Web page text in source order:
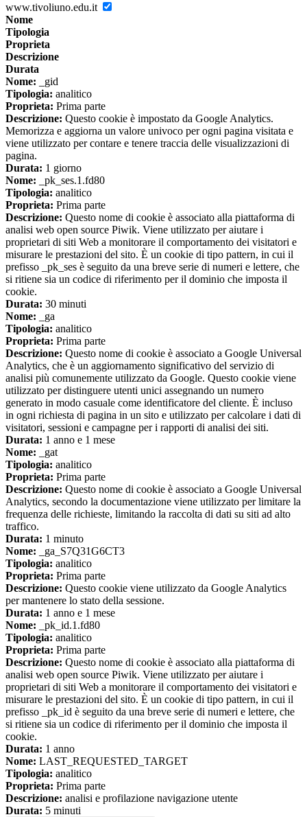
www.tivoliuno.edu.it
Nome
Tipologia
Proprieta
Descrizione
Durata
Nome: _gid
Tipologia: analitico
Proprieta: Prima parte
Descrizione: Questo cookie è impostato da Google Analytics.
Memorizza e aggiorna un valore univoco per ogni pagina visitata e
viene utilizzato per contare e tenere traccia delle visualizzazioni di
pagina.
Durata: 1 giorno
Nome: _pk_ses.1.fd80
Tipologia: analitico
Proprieta: Prima parte
Descrizione: Questo nome di cookie è associato alla piattaforma di
analisi web open source Piwik. Viene utilizzato per aiutare i
proprietari di siti Web a monitorare il comportamento dei visitatori e
misurare le prestazioni del sito. È un cookie di tipo pattern, in cui il
prefisso _pk_ses è seguito da una breve serie di numeri e lettere, che
si ritiene sia un codice di riferimento per il dominio che imposta il
cookie.
Durata: 30 minuti
Nome: _ga
Tipologia: analitico
Proprieta: Prima parte
Descrizione: Questo nome di cookie è associato a Google Universal
Analytics, che è un aggiornamento significativo del servizio di
analisi più comunemente utilizzato da Google. Questo cookie viene
utilizzato per distinguere utenti unici assegnando un numero
generato in modo casuale come identificatore del cliente. È incluso
in ogni richiesta di pagina in un sito e utilizzato per calcolare i dati di
visitatori, sessioni e campagne per i rapporti di analisi dei siti.
Durata: 1 anno e 1 mese
Nome: _gat
Tipologia: analitico
Proprieta: Prima parte
Descrizione: Questo nome di cookie è associato a Google Universal
Analytics, secondo la documentazione viene utilizzato per limitare la
frequenza delle richieste, limitando la raccolta di dati su siti ad alto
traffico.
Durata: 1 minuto
Nome: _ga_S7Q31G6CT3
Tipologia: analitico
Proprieta: Prima parte
Descrizione: Questo cookie viene utilizzato da Google Analytics
per mantenere lo stato della sessione.
Durata: 1 anno e 1 mese
Nome: _pk_id.1.fd80
Tipologia: analitico
Proprieta: Prima parte
Descrizione: Questo nome di cookie è associato alla piattaforma di
analisi web open source Piwik. Viene utilizzato per aiutare i
proprietari di siti Web a monitorare il comportamento dei visitatori e
misurare le prestazioni del sito. È un cookie di tipo pattern, in cui il
prefisso _pk_id è seguito da una breve serie di numeri e lettere, che
si ritiene sia un codice di riferimento per il dominio che imposta il
cookie.
Durata: 1 anno
Nome: LAST_REQUESTED_TARGET
Tipologia: analitico
Proprieta: Prima parte
Descrizione: analisi e profilazione navigazione utente
Durata: 5 minuti